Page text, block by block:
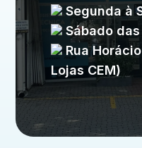
Segunda à
Sábado
Rua
Lojas CEM)